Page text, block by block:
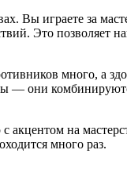
Вы играете за
Это
много, а
— они
на
много раз.